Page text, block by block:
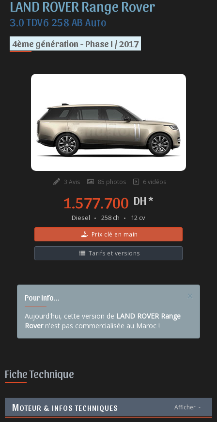
LAND ROVER Range Rover
3.0 TDV6 258 AB Auto
4ème génération - Phase I / 2017
3 Avis 85 photos 6 vidéos
1.577.700 DH *
Diesel 258 ch 12 cv
Prix clé en main
Tarifs et versions
×
Pour info...
Aujourd'hui, cette version de LAND ROVER Range
Rovern'est pas commercialisée au Maroc !
Fiche Technique
MOTEUR & INFOS TECHNIQUES Afficher -